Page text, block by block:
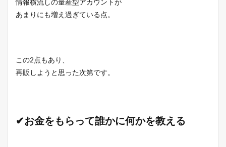
あまりにも増え過ぎている点。
この2点もあり、
再販しようと思った次第です。
✔お金をもらって誰かに何かを教える